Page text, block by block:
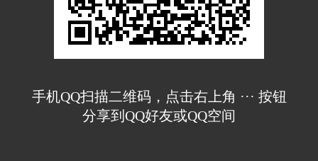
手机QQ扫描二维码，点击右上角 ··· 按钮
分享到QQ好友或QQ空间